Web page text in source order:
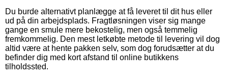
Du burde alternativt planlægge at få leveret til dit hus eller
ud på din arbejdsplads. Fragtløsningen viser sig mange
gange en smule mere bekostelig, men også temmelig
fremkommelig. Den mest letkøbte metode til levering vil dog
altid være at hente pakken selv, som dog forudsætter at du
befinder dig med kort afstand til online butikkens
tilholdssted.